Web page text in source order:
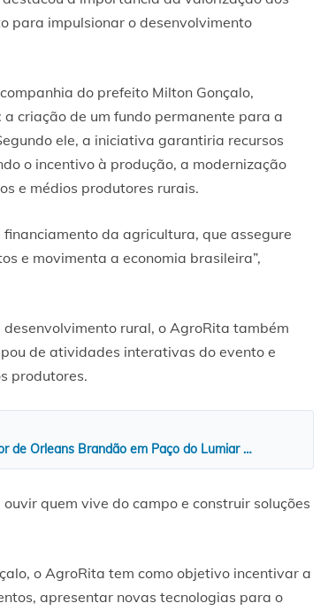
para impulsionar o desenvolvimento
do prefeito Milton Gonçalo,
criação de um fundo permanente para a
ele, a iniciativa garantiria recursos
o incentivo à produção, a modernização
e médios produtores rurais.
da agricultura, que assegure
e movimenta a economia brasileira”,
rural, o AgroRita também
de atividades interativas do evento e
produtores.
de Orleans Brandão em Paço do Lumiar …
quem vive do campo e construir soluções
o AgroRita tem como objetivo incentivar a
apresentar novas tecnologias para o